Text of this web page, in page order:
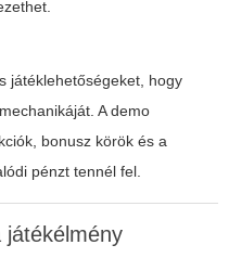
játéklehetőségeket, hogy
A demo
bonusz körök és a
pénzt tennél fel.